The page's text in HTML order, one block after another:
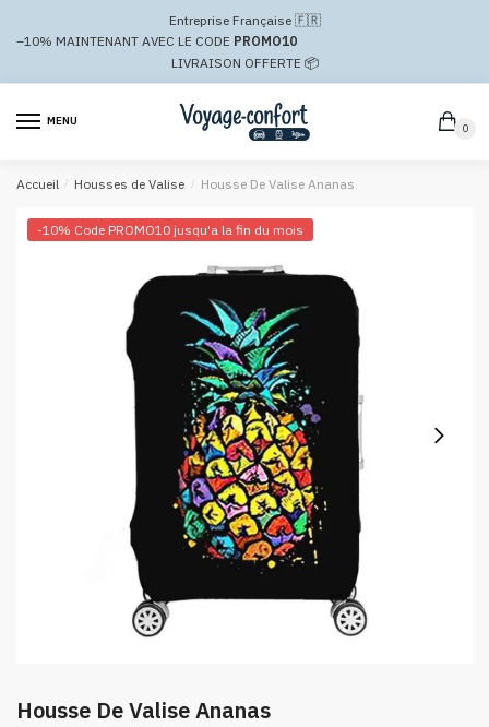
navigation
Entreprise Française 🇫🇷
–10% MAINTENANT AVEC LE CODE PROMO10
LIVRAISON OFFERTE 📦
MENU
0
Accueil / Housses de Valise / Housse De Valise Ananas
-10% Code PROMO10 jusqu'a la fin du mois
Housse De Valise Ananas